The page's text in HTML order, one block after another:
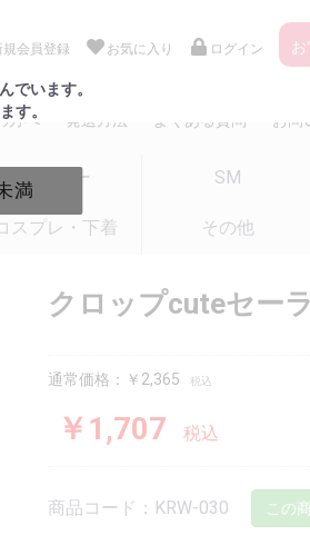
でいます。
す。
満
規会員登録 お気に入り ログイン
方へ 発送方法 よくある質問 お問
ローター SM
スプレ・下着 その他
クロップcuteセー
通常価格：￥2,365 税込
￥1,707 税込
商品コード：KRW-030 この